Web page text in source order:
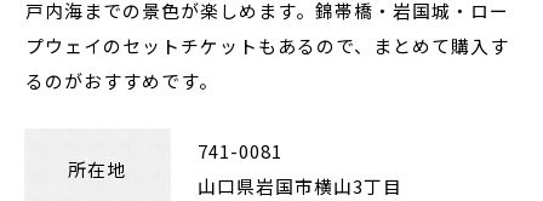
戸内海までの景色が楽しめます。錦帯橋・岩国城・ロー
プウェイのセットチケットもあるので、まとめて購入す
るのがおすすめです。
所在地
741-0081
山口県岩国市横山3丁目